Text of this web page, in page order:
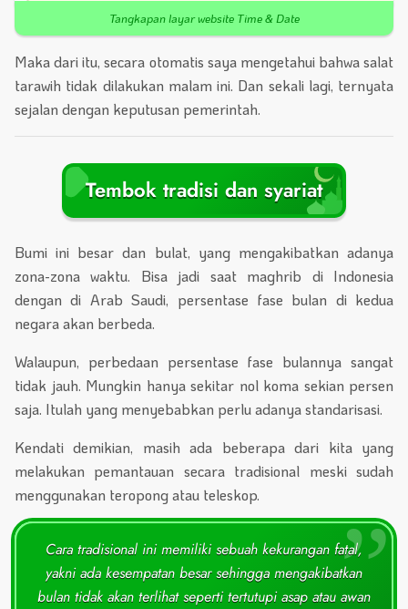
Tangkapan layar website Time & Date
Maka dari itu, secara otomatis saya mengetahui bahwa salat
tarawih tidak dilakukan malam ini. Dan sekali lagi, ternyata
sejalan dengan keputusan pemerintah.
Tembok tradisi dan syariat
Bumi ini besar dan bulat, yang mengakibatkan adanya
zona-zona waktu. Bisa jadi saat maghrib di Indonesia
dengan di Arab Saudi, persentase fase bulan di kedua
negara akan berbeda.
Walaupun, perbedaan persentase fase bulannya sangat
tidak jauh. Mungkin hanya sekitar nol koma sekian persen
saja. Itulah yang menyebabkan perlu adanya standarisasi.
Kendati demikian, masih ada beberapa dari kita yang
melakukan pemantauan secara tradisional meski sudah
menggunakan teropong atau teleskop.
Cara tradisional ini memiliki sebuah kekurangan fatal,
yakni ada kesempatan besar sehingga mengakibatkan
bulan tidak akan terlihat seperti tertutupi asap atau awan